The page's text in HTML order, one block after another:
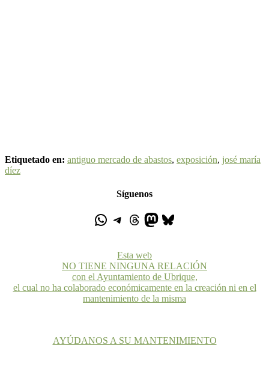
Etiquetado en: antiguo mercado de abastos, exposición, josé maría
díez
Síguenos
Esta web
NO TIENE NINGUNA RELACIÓN
con el Ayuntamiento de Ubrique,
el cual no ha colaborado económicamente en la creación ni en el
mantenimiento de la misma
AYÚDANOS A SU MANTENIMIENTO